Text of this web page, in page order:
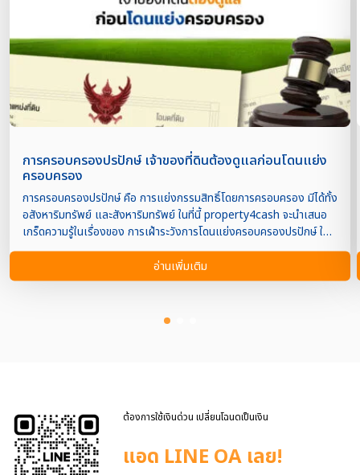
การครอบครองปรปักษ์ เจ้าของที่ดินต้องดูแลก่อนโดนแย่ง
ครอบครอง
การครอบครองปรปักษ์ คือ การแย่งกรรมสิทธิ์โดยการครอบครอง มีได้ทั้ง
อสังหาริมทรัพย์ และสังหาริมทรัพย์ ในที่นี้ property4cash จะนำเสนอ
เกร็ดความรู้ในเรื่องของ การเฝ้าระวังการโดนแย่งครอบครองปรปักษ์ ใน
เรื่องของที่ดิน (อสังหาริมทรัพย์) เจตนารมณ์ของข้อกฎหมาย การครอบ
ครองปรปักษ์ คือ ต้องการให้เจ้าของที่ดินใช้ประโยชน์ของที่ดินของตัวเอง
ให้คุ้มค่า ไม่ปล่อยปละละเลยในเรื่องการทำประโยชน์ในที่ดิน และหน้าที่ของ
ยิ่งขึ้นไป จึงต้องมีบทลงโทษเจ้าของที่ดินที่ไม่ใส่ใจที่ดินของตนเอง ปล่อยให้
มากมาย ในที่นี้จะพูดถึงประเด็นใหญ่ๆ เช่น – ที่ดินที่จะครอบ
ครองต้องเป็นทรัพย์ที่มีกรรมสิทธิ์ ที่ดินก็ต้องเป็นที่ดินมีโฉนดเท่านั้น ต้
[…]
อ่านเพิ่มเติม
ต้องการใช้เงินด่วน เปลี่ยนโฉนดเป็นเงิน
แอด LINE OA เลย!